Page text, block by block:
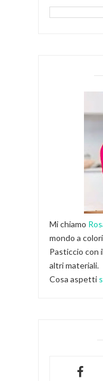
Mi chiamo
mondo a
Pasticcio con
altri materiali.
Cosa aspetti